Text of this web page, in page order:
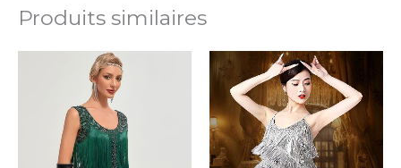
Produits similaires